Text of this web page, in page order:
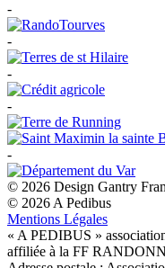
-
-
-
-
-
© 2026 Design Gantry
© 2026 A Pedibus
Mentions Légales
« A PEDIBUS »
affiliée à la FF